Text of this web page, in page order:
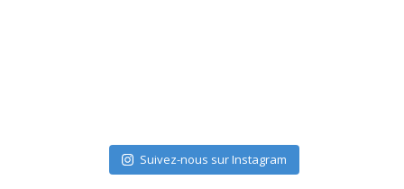
Suivez-nous sur Instagram